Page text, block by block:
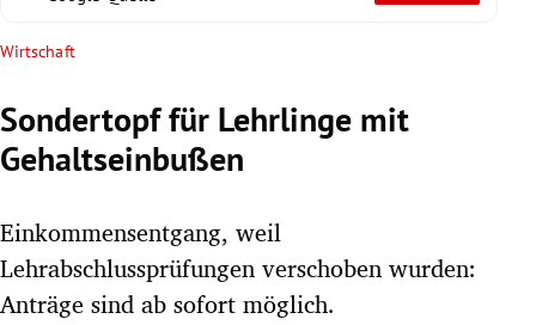
Untermenü
Wirtschaft
Sondertopf für Lehrlinge mit
Gehaltseinbußen
Einkommensentgang, weil
Lehrabschlussprüfungen verschoben wurden:
Anträge sind ab sofort möglich.